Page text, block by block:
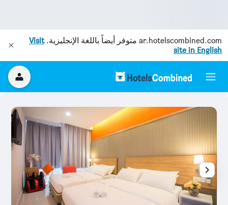
ar.hotelscombined.com متوفر أيضاً باللغة الإنجليزية.Visit
site in English